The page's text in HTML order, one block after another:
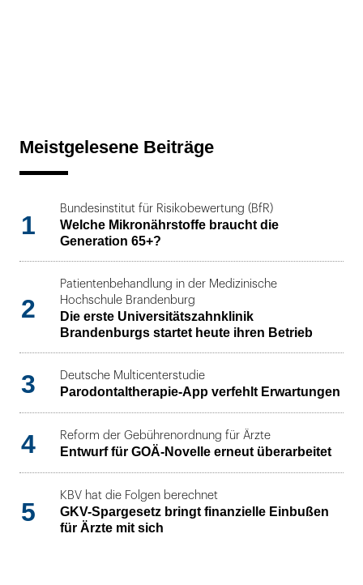
Meistgelesene Beiträge
1
Bundesinstitut für Risikobewertung (BfR)
Welche Mikronährstoffe braucht die
Generation 65+?
2
Patientenbehandlung in der Medizinische
Hochschule Brandenburg
Die erste Universitätszahnklinik
Brandenburgs startet heute ihren Betrieb
3 Deutsche Multicenterstudie
Parodontaltherapie-App verfehlt Erwartungen
4 Reform der Gebührenordnung für Ärzte
Entwurf für GOÄ-Novelle erneut überarbeitet
5
KBV hat die Folgen berechnet
GKV-Spargesetz bringt finanzielle Einbußen
für Ärzte mit sich